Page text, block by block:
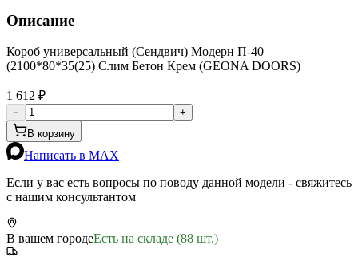
Описание
Короб универсальный (Сендвич) Модерн П-40
(2100*80*35(25) Слим Бетон Крем (GEONA DOORS)
1 612 ₽
−
+
В корзину
Написать в MAX
Если у вас есть вопросы по поводу данной модели - свяжитесь
с нашим консультантом
В вашем городеЕсть на складе (88 шт.)